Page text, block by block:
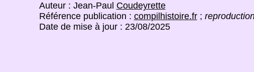
Auteur : Jean-Paul Coudeyrette
Référence publication : compilhistoire.fr;
Date de mise à jour : 23/08/2025